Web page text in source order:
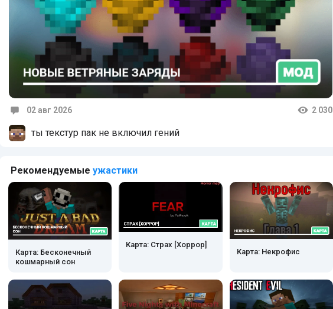
02 авг 2026 2 030
ты текстур пак не включил гений
Рекомендуемые ужастики
Карта: Бесконечный
кошмарный сон
Карта: Страх [Хоррор]
Карта: Некрофис